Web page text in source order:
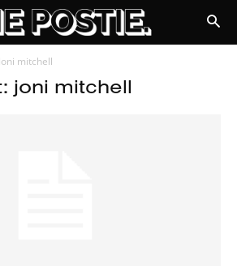
Joni mitchell
joni mitchell